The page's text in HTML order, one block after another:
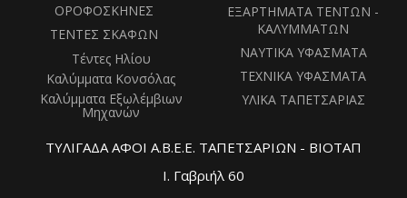
ΟΡΟΦΟΣΚΗΝΕΣ
ΤΕΝΤΕΣ ΣΚΑΦΩΝ
Τέντες Ηλίου
Καλύμματα Κονσόλας
Καλύμματα Εξωλέμβιων
Μηχανών
ΕΞΑΡΤΗΜΑΤΑ ΤΕΝΤΩΝ -
ΚΑΛΥΜΜΑΤΩΝ
ΝΑΥΤΙΚΑ ΥΦΑΣΜΑΤΑ
ΤΕΧΝΙΚΑ ΥΦΑΣΜΑΤΑ
ΥΛΙΚΑ ΤΑΠΕΤΣΑΡΙΑΣ
ΤΥΛΙΓΑΔΑ ΑΦΟΙ Α.Β.Ε.Ε. ΤΑΠΕΤΣΑΡΙΩΝ - ΒΙΟΤΑΠ
Ι. Γαβριήλ 60